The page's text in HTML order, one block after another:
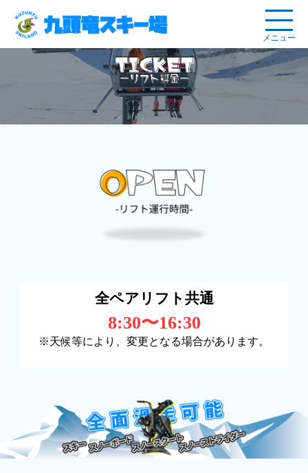
メニュー
全ペアリフト共通
8:30〜16:30
※天候等により、変更となる場合があります。